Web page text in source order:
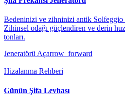
Bedeninizi ve zihninizi antik Solfeggio
Zihinsel odağı güçlendiren ve derin
tonları.
Jeneratörü Açarrow_forward
Hizalanma Rehberi
Günün Şifa Levhası